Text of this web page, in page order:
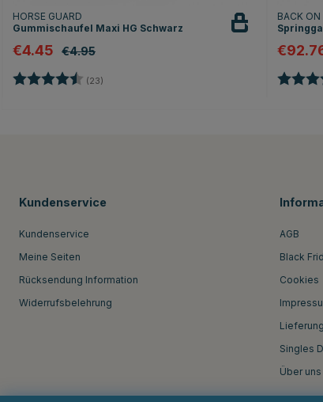
HORSE GUARD
Gummischaufel Maxi HG Schwarz
€4.45 €4.95
Bewertung: (23)
BACK
Kundenservice
Kundenservice
Meine Seiten
Rücksendung Information
Widerrufsbelehrung
AGB
Black
Cookies
Singles
Über uns